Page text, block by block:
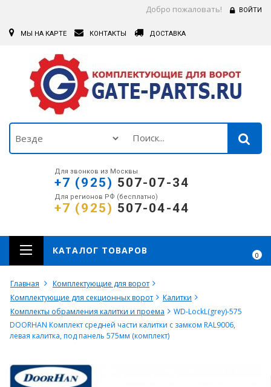
Добро пожаловать! ВОЙТИ
МЫ НА КАРТЕ КОНТАКТЫ ДОСТАВКА
Для звонков из Москвы
+7 (925) 507-07-34
Для регионов РФ (бесплатно)
+7 (925) 507-04-44
0
КАТАЛОГ ТОВАРОВ
Главная
Комплектующие для ворот
Комплектующие для секционных ворот
Калитки
Комплекты обрамления калитки и проема
WD-LockL(grey)-575
DOORHAN Комплект средней части калитки с замком RAL9006,
левая калитка, под панель 575мм (комплект)